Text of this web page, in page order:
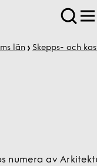
län Skepps- och
numera av